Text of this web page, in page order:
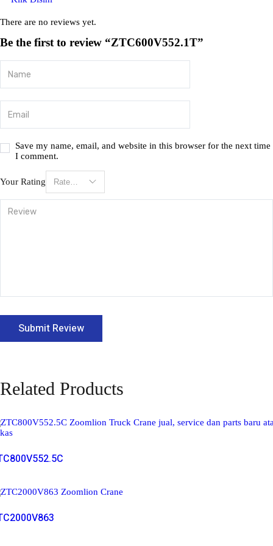
There are no reviews yet.
Be the first to review “ZTC600V552.1T”
Save my name, email, and website in this browser for the next time
I comment.
Your Rating
Related Products